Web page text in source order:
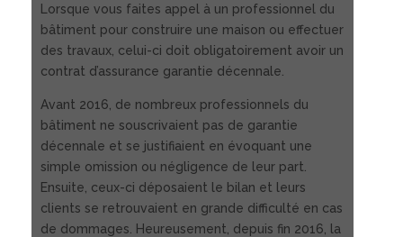
Lorsque vous faites appel à un professionnel du
bâtiment pour construire une maison ou effectuer
des travaux, celui-ci doit obligatoirement avoir un
contrat d’assurance garantie décennale.
Avant 2016, de nombreux professionnels du
bâtiment ne souscrivaient pas de garantie
décennale et se justifiaient en évoquant une
simple omission ou négligence de leur part.
Ensuite, ceux-ci déposaient le bilan et leurs
clients se retrouvaient en grande difficulté en cas
de dommages. Heureusement, depuis fin 2016, la